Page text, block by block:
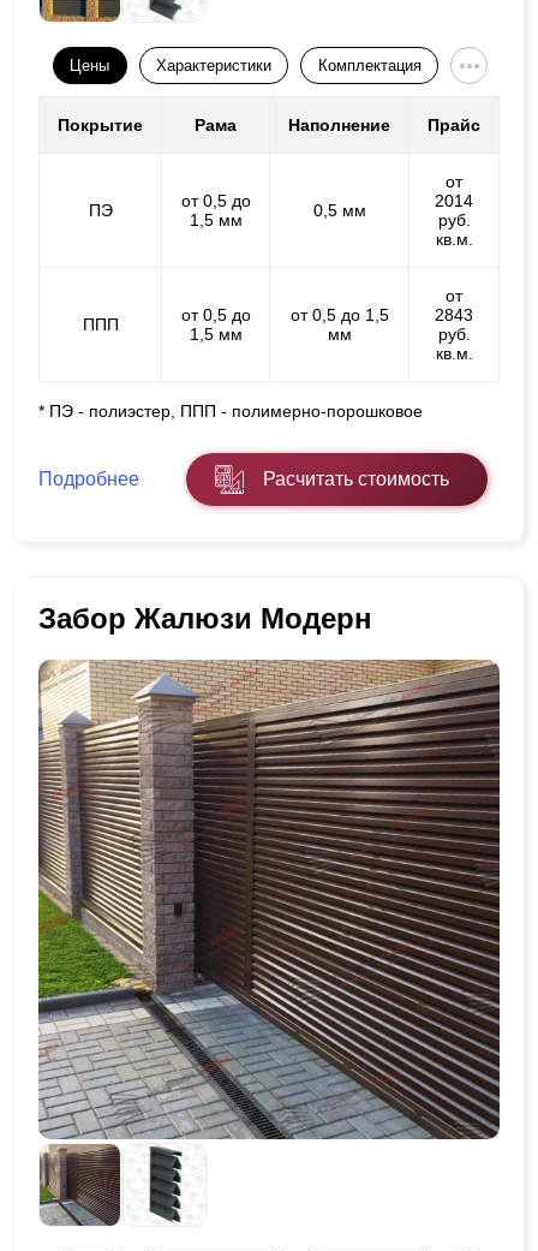
Цены Характеристики Комплектация
Покрытие Рама Наполнение Прайс
ПЭ
от 0,5 до
1,5 мм
0,5 мм
от
2014
руб.
кв.м.
ППП
от 0,5 до
1,5 мм
от 0,5 до 1,5
мм
от
2843
руб.
кв.м.
* ПЭ - полиэстер, ППП - полимерно-порошковое
Подробнее Расчитать стоимость
Забор Жалюзи Модерн